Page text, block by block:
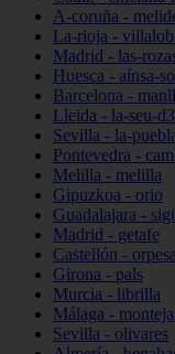
A-coruña -
La-rioja -
Madrid - las-
Huesca - aínsa-
Barcelona -
Lleida - la-seu-
Sevilla - la-
Pontevedra -
Melilla - melilla
Gipuzkoa - orio
Guadalajara -
Madrid - getafe
Castellón - orpesa
Girona - pals
Murcia - librilla
Málaga -
Sevilla - olivares